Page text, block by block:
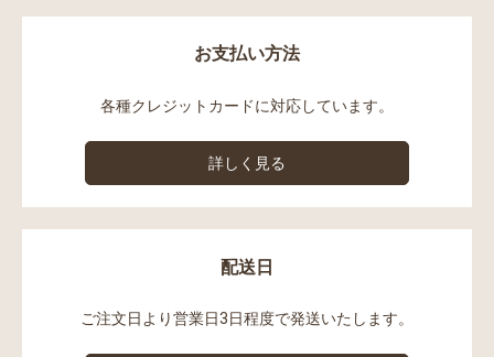
お支払い方法
各種クレジットカードに対応しています。
詳しく見る
配送日
ご注文日より営業日3日程度で発送いたします。